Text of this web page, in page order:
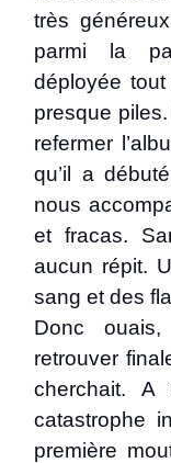
très
parmi la
déployée
presque
refermer
qu’il a
nous
et fracas.
aucun répit.
sang et des
Donc ouais,
retrouver
cherchait. A
catastrophe
première